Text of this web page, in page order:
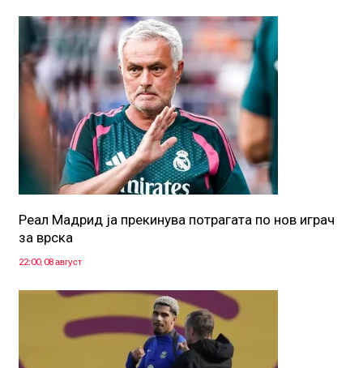
Реал Мадрид ја прекинува потрагата по нов играч
за врска
22:00, 08 август